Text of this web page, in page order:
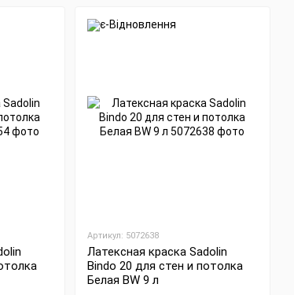
Артикул: 5072638
Латексная краска Sadolin
Bindo 20 для стен и потолка
Белая BW 9 л